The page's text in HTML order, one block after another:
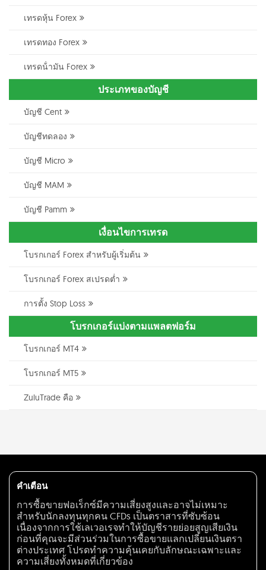
เทรดหุ้น Forex
เทรดทอง Forex
เทรดน้ํามัน Forex
ประเภทของบัญชี
บัญชี Cent
บัญชีทดลอง
บัญชี Micro
บัญชี MAM
บัญชี Pamm
เงื่อนไขการเทรด
โบรกเกอร์ Forex สำหรับผู้เริ่มต้น
โบรกเกอร์ Forex สเปรดต่ำ
การตั้ง Stop Loss
โบรกเกอร์แบ่งตามแพลตฟอร์ม
โบรกเกอร์ MT4
โบรกเกอร์ MT5
ZuluTrade คือ
คำเตือน
การซื้อขายฟอเร็กซ์มีความเสี่ยงสูงและอาจไม่เหมาะ
สำหรับนักลงทุนทุกคน CFDs เป็นตราสารที่ซับซ้อน
เนื่องจากการใช้เลเวอเรจทำให้บัญชีรายย่อยสูญเสียเงิน
ก่อนที่คุณจะมีส่วนร่วมในการซื้อขายแลกเปลี่ยนเงินตรา
ต่างประเทศ โปรดทำความคุ้นเคยกับลักษณะเฉพาะและ
ความเสี่ยงทั้งหมดที่เกี่ยวข้อง